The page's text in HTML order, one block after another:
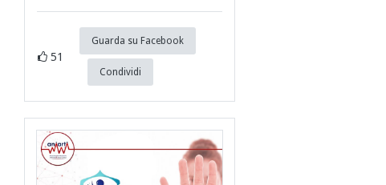
51
Guarda su Facebook
Condividi